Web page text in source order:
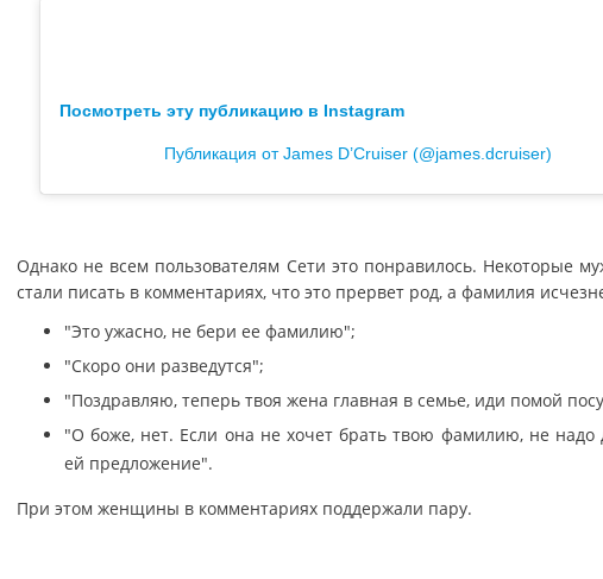
Посмотреть эту публикацию в Instagram
Публикация от James D’Cruiser (@james.dcruiser)
Однако не всем пользователям Сети это понравилось. Некоторые
стали писать в комментариях, что это прервет род, а фамилия
"Это ужасно, не бери ее фамилию";
"Скоро они разведутся";
"Поздравляю, теперь твоя жена главная в семье, иди помой
"О боже, нет. Если она не хочет брать твою фамилию, не надо
ей предложение".
При этом женщины в комментариях поддержали пару.